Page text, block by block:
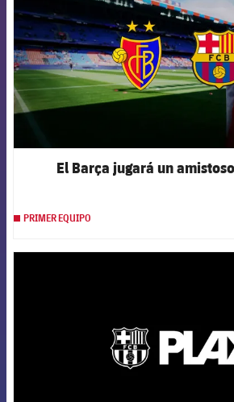
El Barça jugará un
PRIMER EQUIPO